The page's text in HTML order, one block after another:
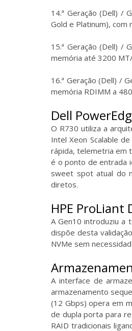
14.ª Geração (Dell) /
Gold e Platinum),
15.ª Geração (Dell) /
memória até 3200
16.ª Geração (Dell) /
memória RDIMM a
Dell
O R730 utiliza a
Intel Xeon Scalable
rápida, telemetria em
é o ponto de entrada
sweet spot atual do
diretos.
HPE ProLiant
A Gen10 introduziu a
dispõe desta
NVMe sem
A interface de
armazenamento
(12 Gbps) opera em
de dupla porta para
RAID tradicionais